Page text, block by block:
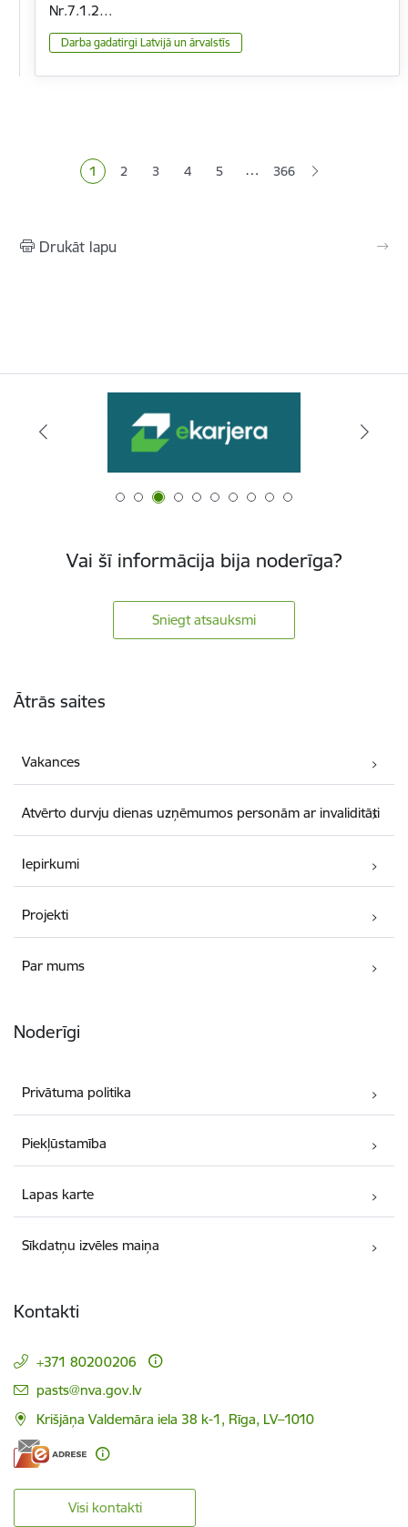
Nr.7.1.2…
Darba gadatirgi Latvijā un ārvalstīs
Pašreizējā lapa
1 Lapa
2 Lapa
3 Lapa
4 Lapa
5 … 366
Drukāt lapu
Vai šī informācija bija noderīga?
Sniegt atsauksmi
Ātrās saites
Vakances
Atvērto durvju dienas uzņēmumos personām ar invaliditāti
Iepirkumi
Projekti
Par mums
Noderīgi
Privātuma politika
Piekļūstamība
Lapas karte
Sīkdatņu izvēles maiņa
Kontakti
+371 80200206
E-pasts:
pasts@nva.gov.lv
Krišjāņa Valdemāra iela 38 k-1, Rīga, LV–1010
Visi kontakti